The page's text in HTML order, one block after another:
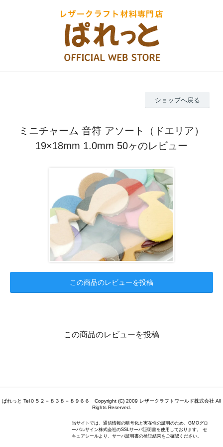
ショップへ戻る
ミニチャーム 音符 アソート（ドエリア）
19×18mm 1.0mm 50ヶのレビュー
この商品のレビューを投稿
この商品のレビューを投稿
ぱれっと Tel０５２－８３８－８９６６ Copyright (C) 2009 レザークラフトワールド株式会社 All
Rights Reserved.
当サイトでは、通信情報の暗号化と実在性の証明のため、GMOグロ
ーバルサイン株式会社のSSLサーバ証明書を使用しております。 セ
キュアシールより、サーバ証明書の検証結果をご確認ください。